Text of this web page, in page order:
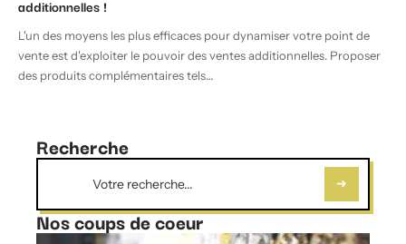
additionnelles !
L'un des moyens les plus efficaces pour dynamiser votre point de
vente est d'exploiter le pouvoir des ventes additionnelles. Proposer
des produits complémentaires tels…
Recherche
Nos coups de coeur